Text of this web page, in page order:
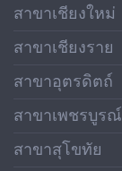
สาขาเชียงใหม่
สาขาเชียงราย
สาขาอุตรดิตถ์
สาขาเพชรบูรณ์
สาขาสุโขทัย